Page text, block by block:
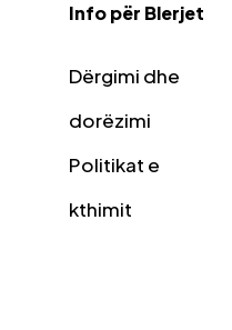
Info për Blerjet
Dërgimi dhe
dorëzimi
Politikat e
kthimit